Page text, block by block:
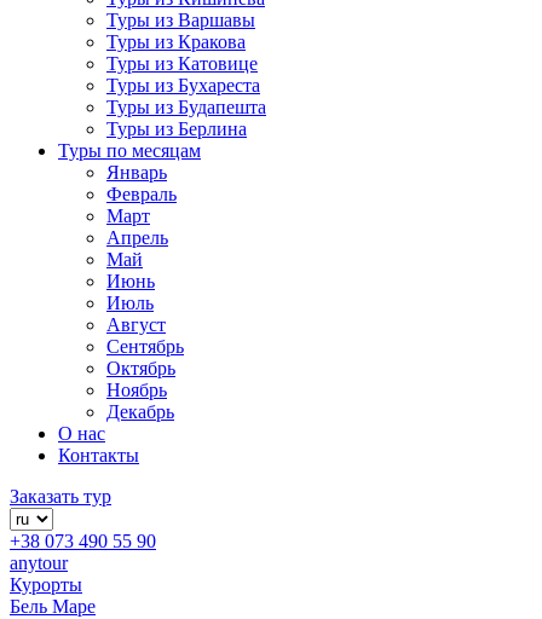
Туры из Варшавы
Туры из Кракова
Туры из Катовице
Туры из Бухареста
Туры из Будапешта
Туры из Берлина
Туры по месяцам
Январь
Февраль
Март
Апрель
Май
Июнь
Июль
Август
Сентябрь
Октябрь
Ноябрь
Декабрь
О нас
Контакты
Заказать тур
+38 073 490 55 90
anytour
Курорты
Бель Маре